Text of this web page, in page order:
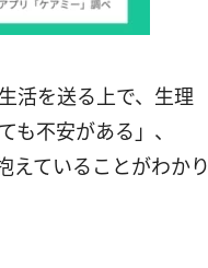
活を送る上で、生理
不安がある」、
えていることがわかり